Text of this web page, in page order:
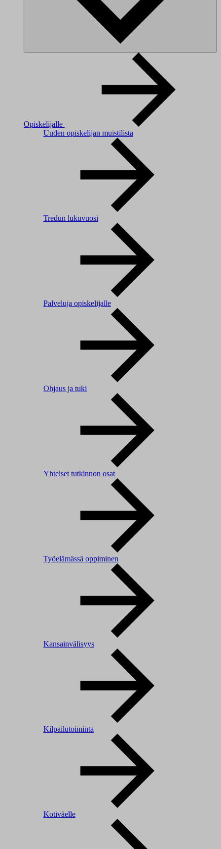
Opiskelijalle
Uuden opiskelijan muistilista
Tredun lukuvuosi
Palveluja opiskelijalle
Ohjaus ja tuki
Yhteiset tutkinnon osat
Työelämässä oppiminen
Kansainvälisyys
Kilpailutoiminta
Kotiväelle